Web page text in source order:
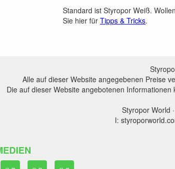
Standard ist Styropor Weiß.
Sie hier für Tipps & Tricks.
Alle auf dieser Website angegebenen Preise
Die auf dieser Website angebotenen
Styropor World
I: